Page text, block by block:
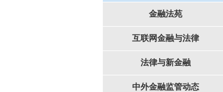
金融法苑
互联网金融与法律
法律与新金融
中外金融监管动态